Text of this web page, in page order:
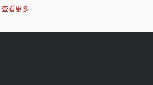
寻求全球化的市场商机和投资机会。 中国
长期化，出口面临巨大压力。由此，中国